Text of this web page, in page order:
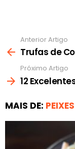
mais
Anterior Artigo
Trufas de
Próximo Artigo
12
MAIS DE: PEIXES